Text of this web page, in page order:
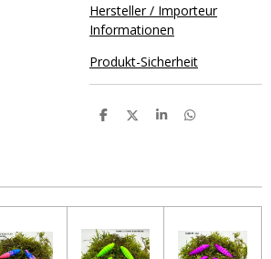
Hersteller / Importeur
Informationen
Produkt-Sicherheit
T
n
T
n
T
n
T
n